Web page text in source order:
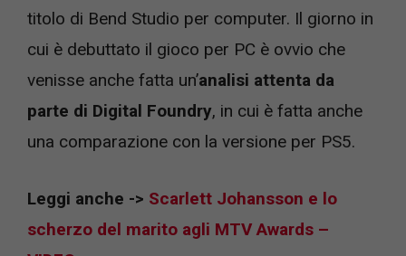
titolo di Bend Studio per computer. Il giorno in
cui è debuttato il gioco per PC è ovvio che
venisse anche fatta un’analisi attenta da
parte di Digital Foundry, in cui è fatta anche
una comparazione con la versione per PS5.
Leggi anche -> Scarlett Johansson e lo
scherzo del marito agli MTV Awards –